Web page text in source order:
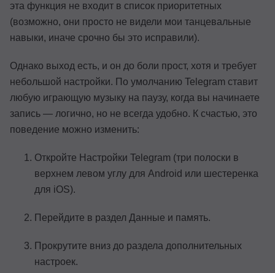
эта функция не входит в список приоритетных
(возможно, они просто не видели мои танцевальные
навыки, иначе срочно бы это исправили).
Однако выход есть, и он до боли прост, хотя и требует
небольшой настройки. По умолчанию Telegram ставит
любую играющую музыку на паузу, когда вы начинаете
запись — логично, но не всегда удобно. К счастью, это
поведение можно изменить:
Откройте Настройки Telegram (три полоски в
верхнем левом углу для Android или шестеренка
для iOS).
Перейдите в раздел Данные и память.
Прокрутите вниз до раздела дополнительных
настроек.